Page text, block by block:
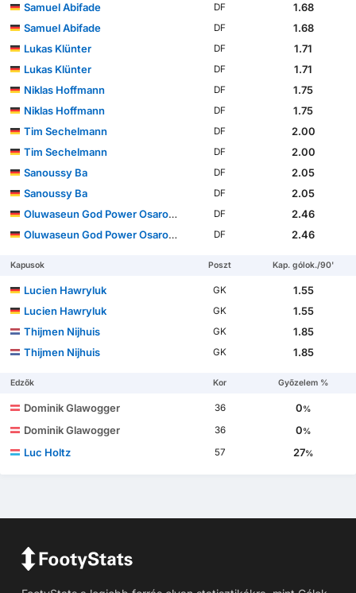
Samuel Abifade
DF
1.68
Samuel Abifade
DF
1.68
Lukas Klünter
DF
1.71
Lukas Klünter
DF
1.71
Niklas Hoffmann
DF
1.75
Niklas Hoffmann
DF
1.75
Tim Sechelmann
DF
2.00
Tim Sechelmann
DF
2.00
Sanoussy Ba
DF
2.05
Sanoussy Ba
DF
2.05
Oluwaseun God Power Osaro Ogbemudia
DF
2.46
Oluwaseun God Power Osaro Ogbemudia
DF 2.46
Kapusok Poszt Kap. gólok./90'
Lucien Hawryluk GK
1.55
Lucien Hawryluk
GK
1.55
Thijmen Nijhuis
GK
1.85
Thijmen Nijhuis
GK 1.85
Edzők Kor Győzelem %
Dominik Glawogger 36 0%
Dominik Glawogger 36 0%
Luc Holtz 57 27%